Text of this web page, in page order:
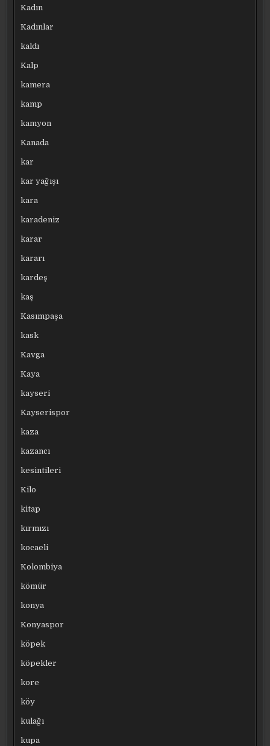
Kadın
Kadınlar
kaldı
Kalp
kamera
kamp
kamyon
Kanada
kar
kar yağışı
kara
karadeniz
karar
kararı
kardeş
kaş
Kasımpaşa
kask
Kavga
Kaya
kayseri
Kayserispor
kaza
kazancı
kesintileri
Kilo
kitap
kırmızı
kocaeli
Kolombiya
kömür
konya
Konyaspor
köpek
köpekler
kore
köy
kulağı
kupa